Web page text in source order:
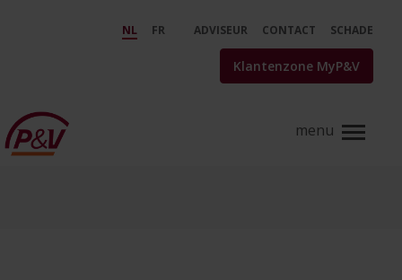
Waarom uw
NL FR ADVISEUR CONTACT SCHADE
Klantenzone MyP&V